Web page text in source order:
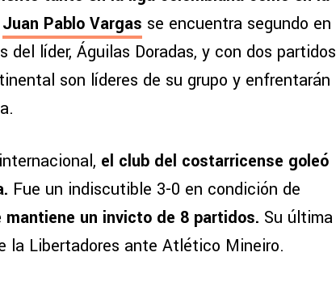
Juan Pablo Vargas se encuentra segundo en
líder, Águilas Doradas, y con dos partidos
son líderes de su grupo y enfrentarán
el club del costarricense goleó
Fue un indiscutible 3-0 en condición de
un invicto de 8 partidos. Su última
la Libertadores ante Atlético Mineiro.